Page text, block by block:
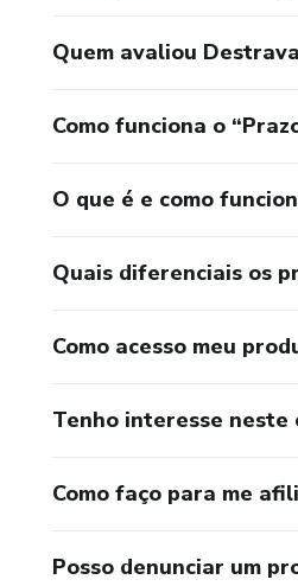
Quem avaliou
Como funciona o
O que é e como
Quais diferenciais os
Como acesso meu
Tenho interesse neste
Como faço para me
Posso denunciar um